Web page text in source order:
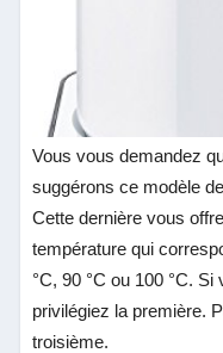
Vous vous demandez
suggérons ce modèle
Cette dernière vous
température qui
°C, 90 °C ou 100 °C.
privilégiez la première.
troisième.